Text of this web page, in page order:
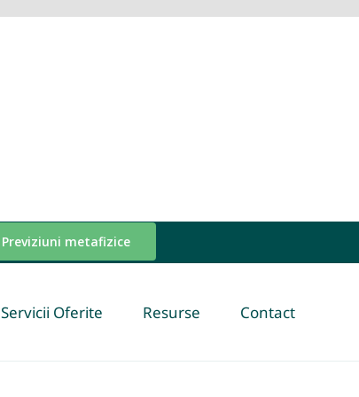
Previziuni metafizice
Servicii Oferite Resurse Contact